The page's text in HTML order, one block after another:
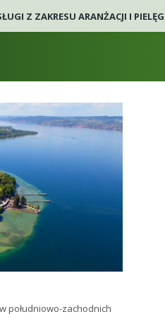
Z ZAKRESU ARANŻACJI I
południowo-zachodnich